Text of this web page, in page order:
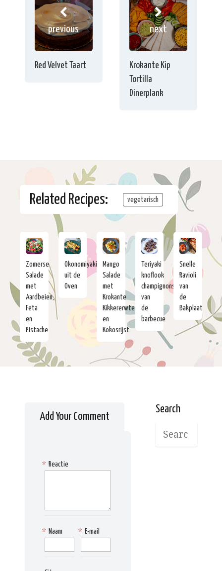
previous
Red Velvet Taart
next
Krokante Kip
Tortilla
Dinerplank
Related Recipes: vegetarisch
Zomerse
Salade
met
Aardbeien,
Feta
en
Pistache
Okonomiyaki
uit de
Oven
Mango
Salade
met
Krokante
Kikkererwten
en
Kokosrijst
Teriyaki
knoflook
champignons
van
de
barbecue
Snelle
Ravioli
van
de
Bakplaat
Add Your Comment
Reactie
*
Naam
* E-mail
*
Search